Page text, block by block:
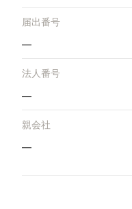
届出番号
—
法人番号
—
親会社
—